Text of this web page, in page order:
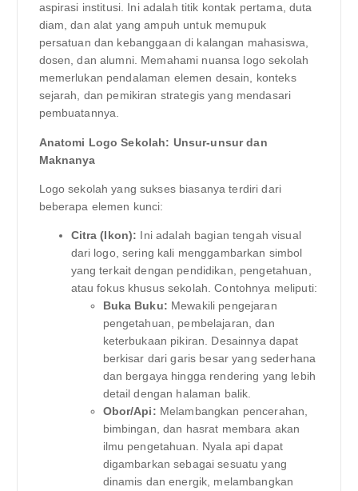
aspirasi institusi. Ini adalah titik kontak pertama, duta
diam, dan alat yang ampuh untuk memupuk
persatuan dan kebanggaan di kalangan mahasiswa,
dosen, dan alumni. Memahami nuansa logo sekolah
memerlukan pendalaman elemen desain, konteks
sejarah, dan pemikiran strategis yang mendasari
pembuatannya.
Anatomi Logo Sekolah: Unsur-unsur dan
Maknanya
Logo sekolah yang sukses biasanya terdiri dari
beberapa elemen kunci:
Citra (Ikon): Ini adalah bagian tengah visual
dari logo, sering kali menggambarkan simbol
yang terkait dengan pendidikan, pengetahuan,
atau fokus khusus sekolah. Contohnya meliputi:
Buka Buku: Mewakili pengejaran
pengetahuan, pembelajaran, dan
keterbukaan pikiran. Desainnya dapat
berkisar dari garis besar yang sederhana
dan bergaya hingga rendering yang lebih
detail dengan halaman balik.
Obor/Api: Melambangkan pencerahan,
bimbingan, dan hasrat membara akan
ilmu pengetahuan. Nyala api dapat
digambarkan sebagai sesuatu yang
dinamis dan energik, melambangkan